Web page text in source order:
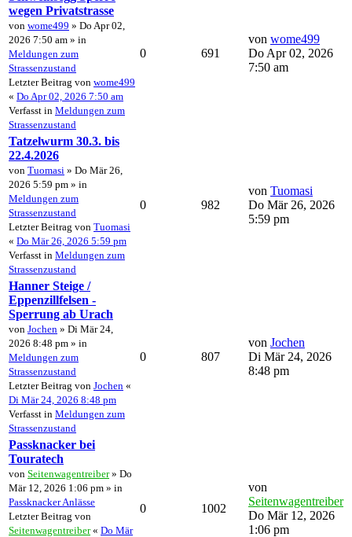
wegen Privatstrasse
von wome499 » Do Apr 02,
2026 7:50 am » in
Meldungen zum
Strassenzustand
Letzter Beitrag von wome499
« Do Apr 02, 2026 7:50 am
Verfasst in Meldungen zum
Strassenzustand
0 691
von wome499
Do Apr 02, 2026
7:50 am
Tatzelwurm 30.3. bis
22.4.2026
von Tuomasi » Do Mär 26,
2026 5:59 pm » in
Meldungen zum
Strassenzustand
Letzter Beitrag von Tuomasi
« Do Mär 26, 2026 5:59 pm
Verfasst in Meldungen zum
Strassenzustand
0 982
von Tuomasi
Do Mär 26, 2026
5:59 pm
Hanner Steige /
Eppenzillfelsen -
Sperrung ab Urach
von Jochen » Di Mär 24,
2026 8:48 pm » in
Meldungen zum
Strassenzustand
Letzter Beitrag von Jochen «
Di Mär 24, 2026 8:48 pm
Verfasst in Meldungen zum
Strassenzustand
0 807
von Jochen
Di Mär 24, 2026
8:48 pm
Passknacker bei
Touratech
von Seitenwagentreiber» Do
Mär 12, 2026 1:06 pm » in
Passknacker Anlässe
Letzter Beitrag von
Seitenwagentreiber« Do Mär
0 1002
von
Seitenwagentreiber
Do Mär 12, 2026
1:06 pm